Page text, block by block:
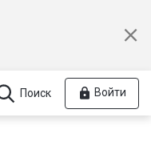
Поиск Войти